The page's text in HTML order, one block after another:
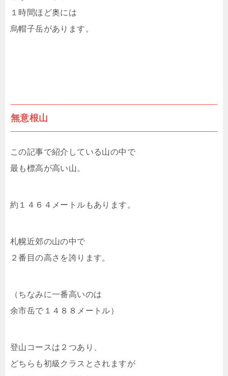
１時間ほど奥には
烏帽子岳があります。
無意根山
この記事で紹介している山の中で
最も標高が高い山。
約１４６４メートルもあります。
札幌近郊の山の中で
２番目の高さを誇ります。
（ちなみに一番高いのは
余市岳で１４８８メートル）
登山コースは２つあり、
どちらも初級クラスとされますが